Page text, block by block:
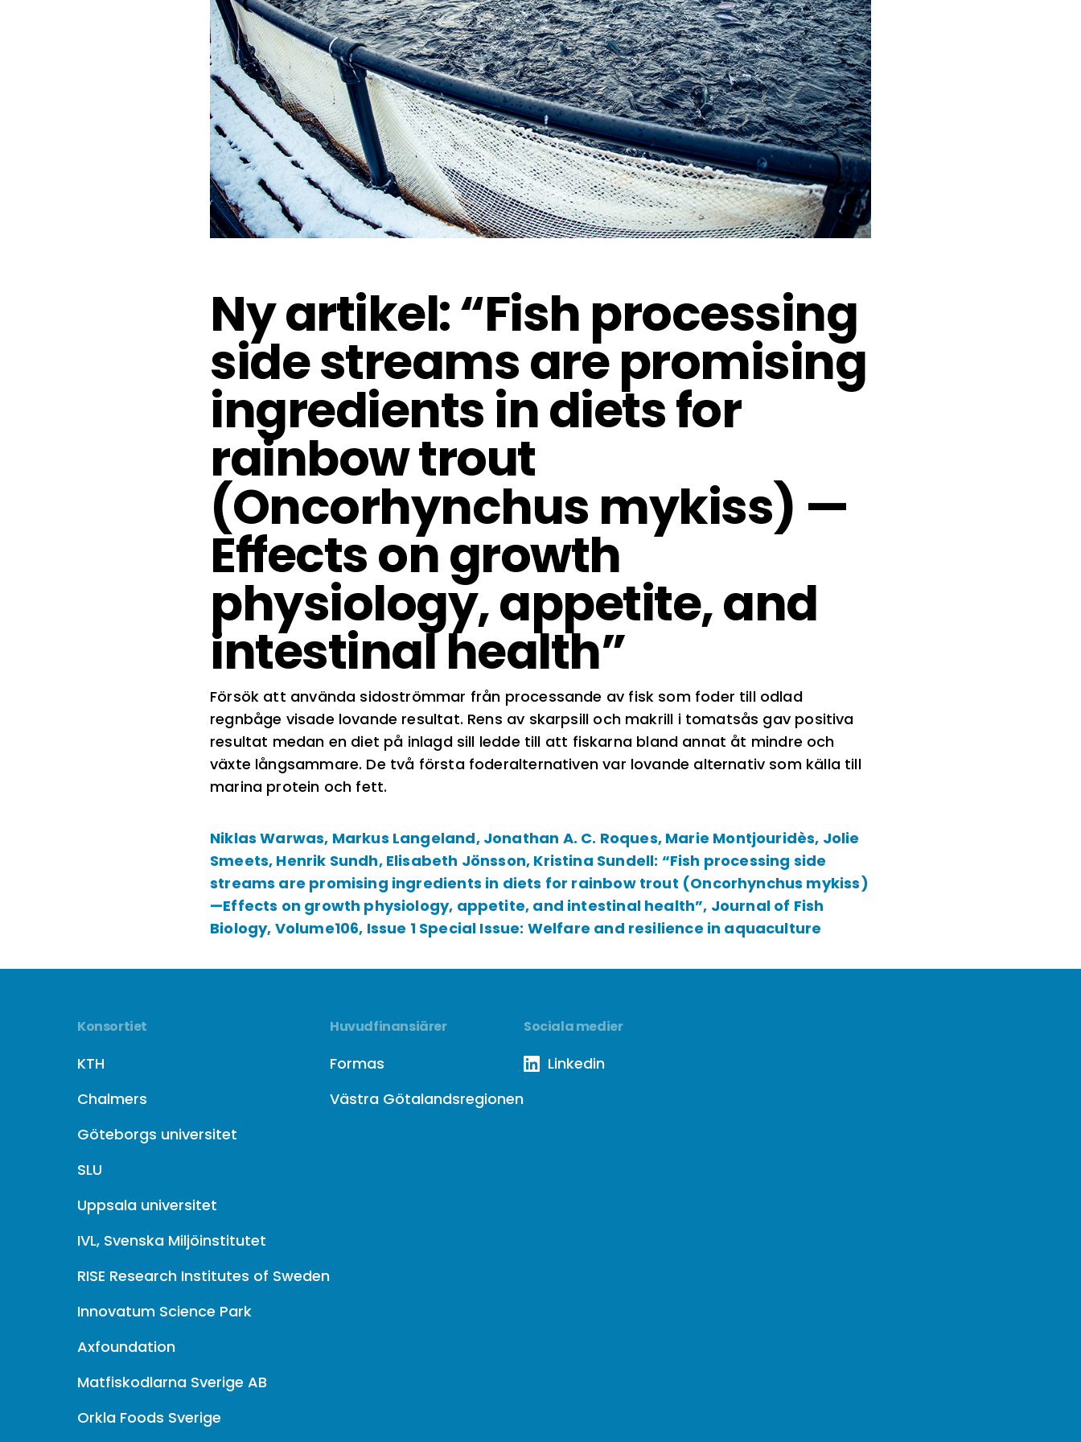
Ny artikel: “Fish processing
side streams are promising
ingredients in diets for
rainbow trout
(Oncorhynchus mykiss) —
Effects on growth
physiology, appetite, and
intestinal health”
Försök att använda sidoströmmar från processande av fisk som foder till odlad
regnbåge visade lovande resultat. Rens av skarpsill och makrill i tomatsås gav positiva
resultat medan en diet på inlagd sill ledde till att fiskarna bland annat åt mindre och
växte långsammare. De två första foderalternativen var lovande alternativ som källa till
marina protein och fett.
Niklas Warwas, Markus Langeland, Jonathan A. C. Roques, Marie Montjouridès, Jolie
Smeets, Henrik Sundh, Elisabeth Jönsson, Kristina Sundell: “Fish processing side
streams are promising ingredients in diets for rainbow trout (Oncorhynchus mykiss)
—Effects on growth physiology, appetite, and intestinal health”, Journal of Fish
Biology, Volume106, Issue 1 Special Issue: Welfare and resilience in aquaculture
Konsortiet
KTH
Chalmers
Göteborgs universitet
SLU
Uppsala universitet
IVL, Svenska Miljöinstitutet
RISE Research Institutes of Sweden
Innovatum Science Park
Axfoundation
Matfiskodlarna Sverige AB
Orkla Foods Sverige
Huvudfinansiärer
Formas
Västra Götalandsregionen
Sociala medier
Linkedin